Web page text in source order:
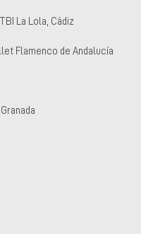
La Lola, Cádiz
Flamenco de Andalucía